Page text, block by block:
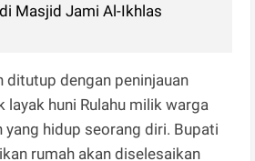
Masjid Jami Al-Ikhlas
ditutup dengan peninjauan
layak huni Rulahu milik warga
yang hidup seorang diri. Bupati
rumah akan diselesaikan